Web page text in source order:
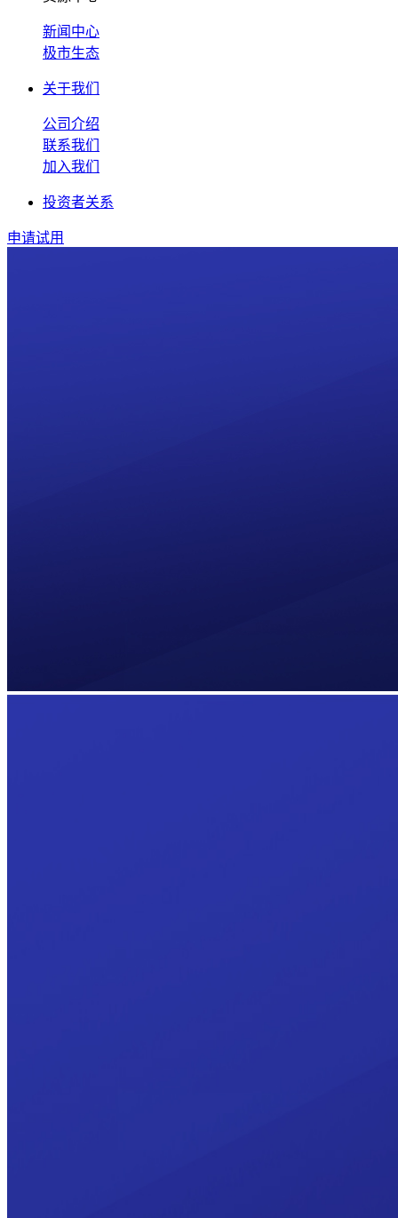
新闻中心
极市生态
关于我们
公司介绍
联系我们
加入我们
投资者关系
申请试用